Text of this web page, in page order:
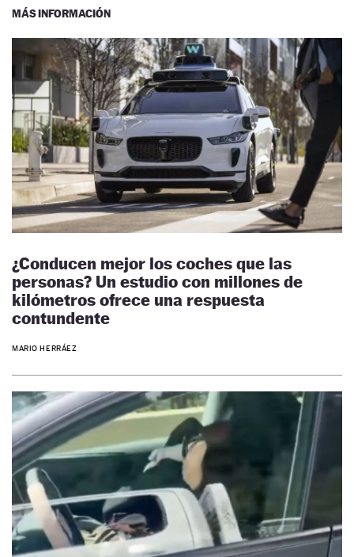
MÁS INFORMACIÓN
¿Conducen mejor los coches que las
personas? Un estudio con millones de
kilómetros ofrece una respuesta
contundente
MARIO HERRÁEZ